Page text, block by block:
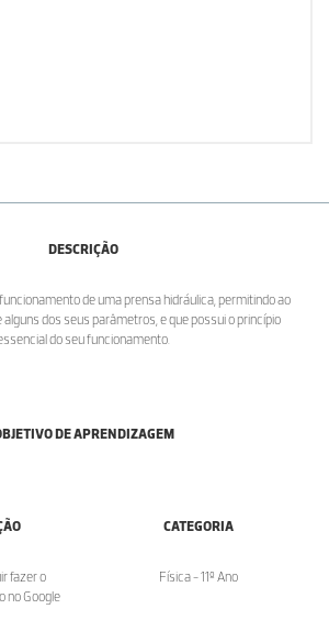
DESCRIÇÃO
de uma prensa hidráulica, permitindo ao
dos seus parâmetros, e que possui o princípio
do seu funcionamento.
DE APRENDIZAGEM
fazer o
no Google
CATEGORIA
Física - 11º Ano